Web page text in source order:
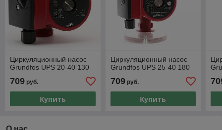
Циркуляционный насос
Grundfos UPS 20-40 130
709 руб.
Купить
Циркуляционный насос
Grundfos UPS 25-40 180
709руб.
Купить